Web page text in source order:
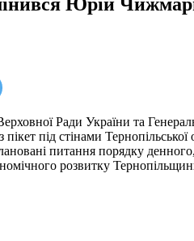
Юрій
Ради України та
під стінами
питання порядку
розвитку